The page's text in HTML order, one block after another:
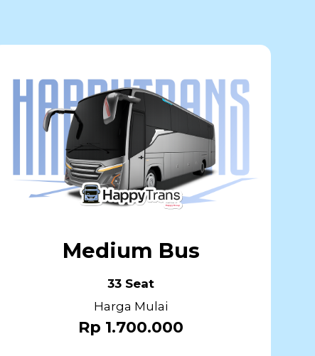
Medium Bus
33 Seat
Harga Mulai
Rp 1.700.000